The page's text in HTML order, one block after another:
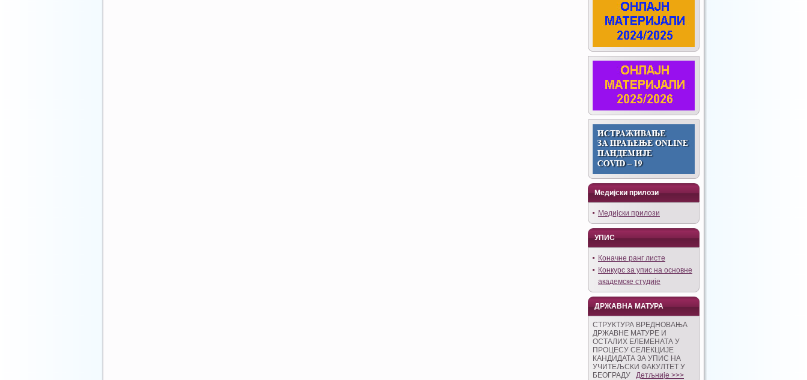
Медијски прилози
Медијски прилози
УПИС
Коначне ранг листе
Конкурс за упис на основне
академске студије
ДРЖАВНА МАТУРА
СТРУКТУРА ВРЕДНОВАЊА
ДРЖАВНЕ МАТУРЕ И
ОСТАЛИХ ЕЛЕМЕНАТА У
ПРОЦЕСУ СЕЛЕКЦИЈЕ
КАНДИДАТА ЗА УПИС НА
УЧИТЕЉСКИ ФАКУЛТЕТ У
БЕОГРАДУ Детљније >>>